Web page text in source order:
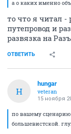
а о каких именно
то что я читал
путепровод и
развязка на
ОТВЕТИТЬ
H
hungar
veteran
15 ноября
по вашему сценарию
большевистской.